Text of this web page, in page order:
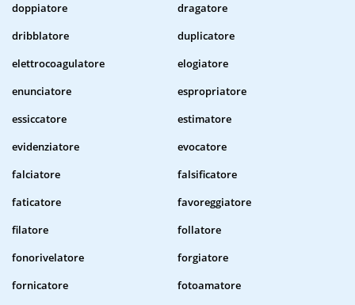
doppiatore
dragatore
dribblatore
duplicatore
elettrocoagulatore
elogiatore
enunciatore
espropriatore
essiccatore
estimatore
evidenziatore
evocatore
falciatore
falsificatore
faticatore
favoreggiatore
filatore
follatore
fonorivelatore
forgiatore
fornicatore
fotoamatore